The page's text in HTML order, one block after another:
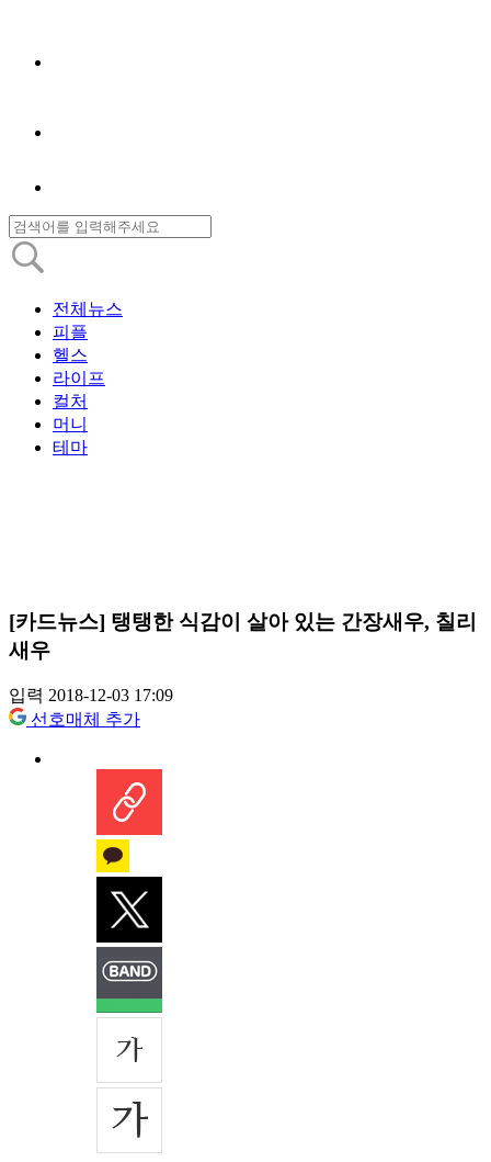
전체뉴스
피플
헬스
라이프
컬처
머니
테마
[카드뉴스] 탱탱한 식감이 살아 있는 간장새우, 칠리
새우
입력 2018-12-03 17:09
선호매체 추가